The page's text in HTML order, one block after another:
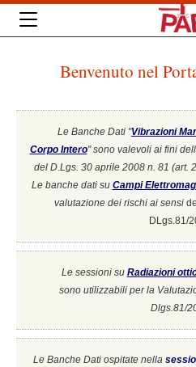
Benvenuto nel
Le Banche Dati "Vibrazioni
Corpo Intero"sono valevoli ai fini
del D.Lgs. 30 aprile 2008 n. 81 (art.
Le banche dati su Campi
valutazione dei rischi ai sensi
DLgs.81/
Le sessioni su Radiazioni
sono utilizzabili per la
Dlgs.81/
Le Banche Dati ospitate nella